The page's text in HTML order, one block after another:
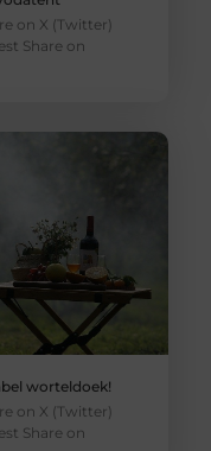
on X (Twitter)
Share on
worteldoek!
on X (Twitter)
Share on